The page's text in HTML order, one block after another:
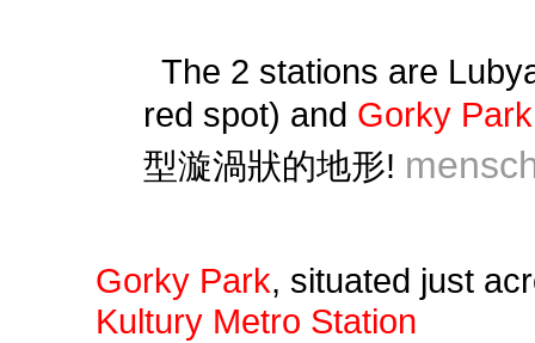
The 2 stations are
red spot) and Gorky Park
型漩渦狀的地形!
Gorky Park, situated just
Kultury Metro Station